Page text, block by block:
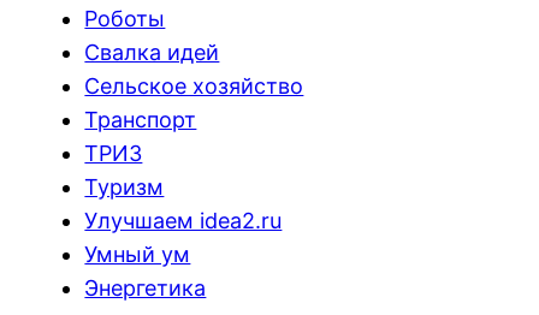
Роботы
Свалка идей
Сельское хозяйство
Транспорт
ТРИЗ
Туризм
Улучшаем idea2.ru
Умный ум
Энергетика